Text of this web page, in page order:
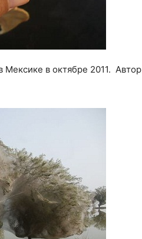
Мексике в октябре 2011. Автор